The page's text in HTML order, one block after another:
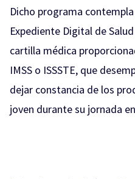
Dicho programa
Expediente Digital de
cartilla médica
IMSS o ISSSTE, que
dejar constancia de los
joven durante su jornada